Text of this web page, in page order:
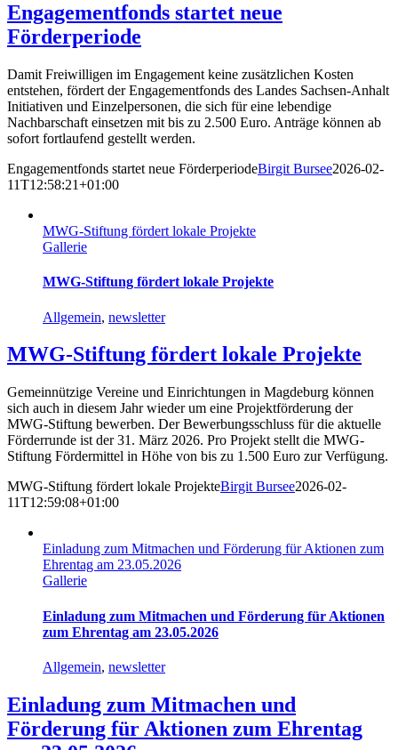
Engagementfonds startet neue
Förderperiode
Damit Freiwilligen im Engagement keine zusätzlichen Kosten
entstehen, fördert der Engagementfonds des Landes Sachsen-Anhalt
Initiativen und Einzelpersonen, die sich für eine lebendige
Nachbarschaft einsetzen mit bis zu 2.500 Euro. Anträge können ab
sofort fortlaufend gestellt werden.
Engagementfonds startet neue FörderperiodeBirgit Bursee2026-02-
11T12:58:21+01:00
MWG-Stiftung fördert lokale Projekte
Gallerie
MWG-Stiftung fördert lokale Projekte
Allgemein, newsletter
MWG-Stiftung fördert lokale Projekte
Gemeinnützige Vereine und Einrichtungen in Magdeburg können
sich auch in diesem Jahr wieder um eine Projektförderung der
MWG-Stiftung bewerben. Der Bewerbungsschluss für die aktuelle
Förderrunde ist der 31. März 2026. Pro Projekt stellt die MWG-
Stiftung Fördermittel in Höhe von bis zu 1.500 Euro zur Verfügung.
MWG-Stiftung fördert lokale ProjekteBirgit Bursee2026-02-
11T12:59:08+01:00
Einladung zum Mitmachen und Förderung für Aktionen zum
Ehrentag am 23.05.2026
Gallerie
Einladung zum Mitmachen und Förderung für Aktionen
zum Ehrentag am 23.05.2026
Allgemein, newsletter
Einladung zum Mitmachen und
Förderung für Aktionen zum Ehrentag